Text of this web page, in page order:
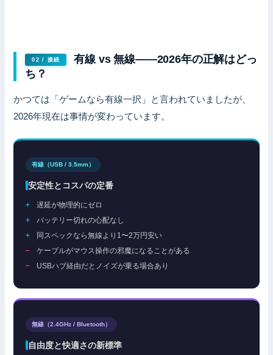
02 / 接続
有線 vs 無線——2026年の正解はどっ
ち？
かつては「ゲームなら有線一択」と言われていましたが、
2026年現在は事情が変わっています。
有線（USB / 3.5mm）
安定性とコスパの定番
遅延が物理的にゼロ
バッテリー切れの心配なし
同スペックなら無線より1〜2万円安い
ケーブルがマウス操作の邪魔になることがある
USBハブ経由だとノイズが乗る場合あり
無線（2.4GHz / Bluetooth）
自由度と快適さの新標準